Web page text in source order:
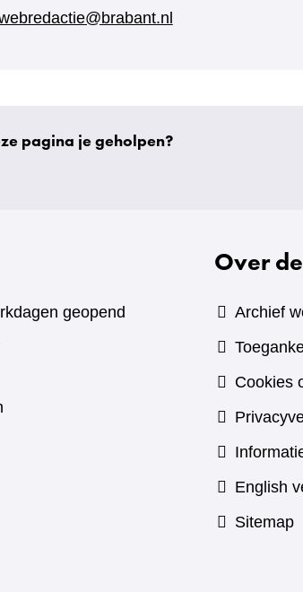
pagina je geholpen?
geopend
Over
Archief
Cookies
English
Sitemap